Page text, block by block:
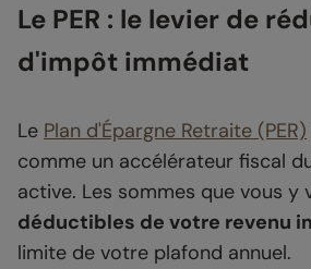
Le PER : le levier de
d'impôt immédiat
Le Plan d'Épargne Retraite (PER)
comme un accélérateur fiscal
active. Les sommes que vous y
déductibles de votre revenu
limite de votre plafond annuel.